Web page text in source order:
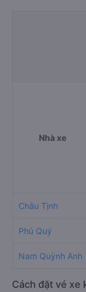
Nhà xe
Châu Tịnh
Phú Quý
Nam Quỳnh Anh
Cách đặt vé xe